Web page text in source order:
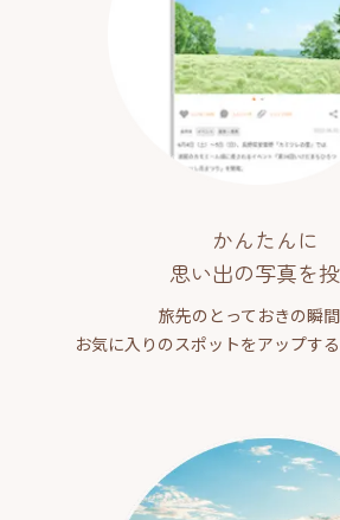
かんたんに
思い出の写真を
旅先のとっておきの瞬間
お気に入りのスポットをアップす